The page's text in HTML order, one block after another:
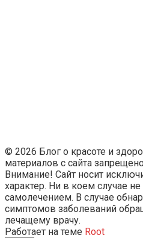
© 2026 Блог о красоте и
материалов с сайта
Внимание! Сайт носит
характер. Ни в коем случае не
самолечением. В случае
симптомов заболеваний
лечащему врачу.
Работает на теме Root